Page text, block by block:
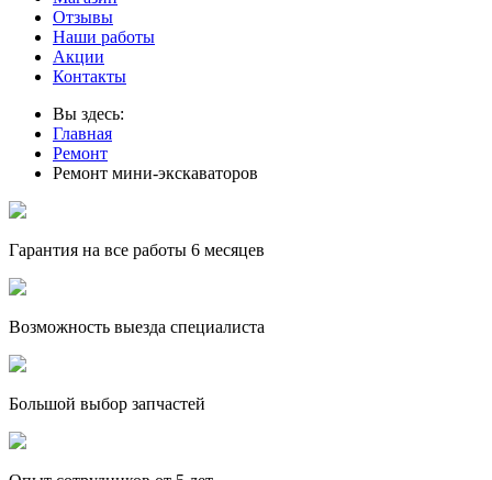
Отзывы
Наши работы
Акции
Контакты
Вы здесь:
Главная
Ремонт
Ремонт мини-экскаваторов
Гарантия на все работы 6 месяцев
Возможность выезда специалиста
Большой выбор запчастей